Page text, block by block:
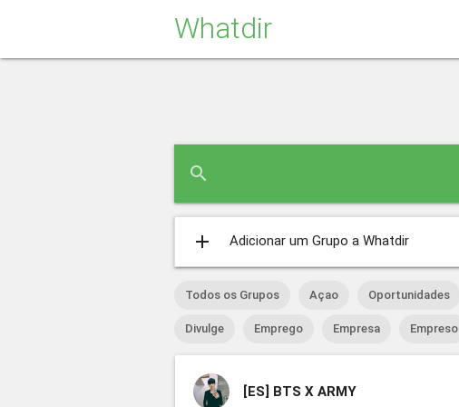
Whatdir
search
add Adicionar um Grupo a Whatdir
Todos os Grupos Açao Oportunidades
Divulge Emprego Empresa Empreso
[ES] BTS X ARMY